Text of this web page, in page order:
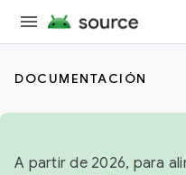
DOCUMENTACIÓN
A partir de 2026, para